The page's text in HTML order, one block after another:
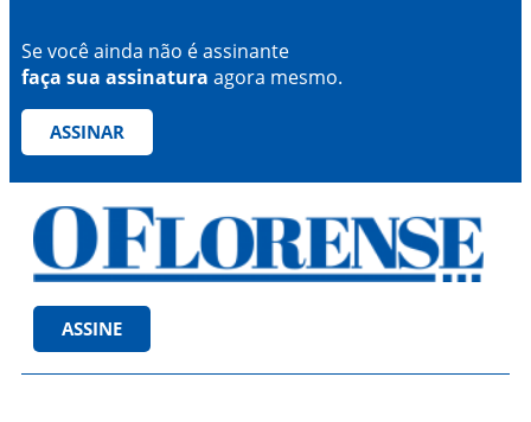
Se você ainda não é assinante
faça sua assinatura agora mesmo.
ASSINAR
ASSINE